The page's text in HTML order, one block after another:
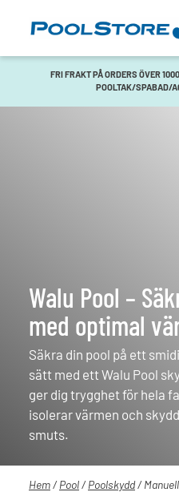
FRI FRAKT PÅ ORDERS ÖVER
POOLTAK/SPABAD/
Walu Pool –
med optimal
Säkra din pool på ett
sätt med ett Walu Pool
ger dig trygghet för hela
isolerar värmen och
smuts.
Hem/Pool/Poolskydd/